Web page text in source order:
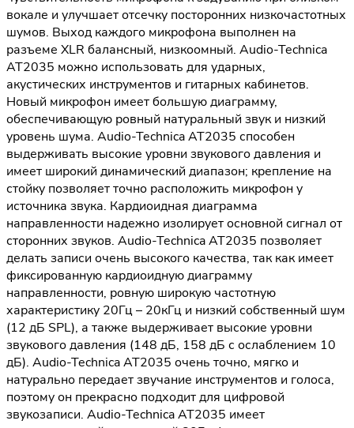
вокале и улучшает отсечку посторонних низкочастотных
шумов. Выход каждого микрофона выполнен на
разъеме XLR балансный, низкоомный. Audio-Technica
AT2035 можно использовать для ударных,
акустических инструментов и гитарных кабинетов.
Новый микрофон имеет большую диаграмму,
обеспечивающую ровный натуральный звук и низкий
уровень шума. Audio-Technica AT2035 способен
выдерживать высокие уровни звукового давления и
имеет широкий динамический диапазон; крепление на
стойку позволяет точно расположить микрофон у
источника звука. Кардиоидная диаграмма
направленности надежно изолирует основной сигнал от
сторонних звуков. Audio-Technica AT2035 позволяет
делать записи очень высокого качества, так как имеет
фиксированную кардиоидную диаграмму
направленности, ровную широкую частотную
характеристику 20Гц – 20кГц и низкий собственный шум
(12 дБ SPL), а также выдерживает высокие уровни
звукового давления (148 дБ, 158 дБ с ослаблением 10
дБ). Audio-Technica AT2035 очень точно, мягко и
натурально передает звучание инструментов и голоса,
поэтому он прекрасно подходит для цифровой
звукозаписи. Audio-Technica AT2035 имеет